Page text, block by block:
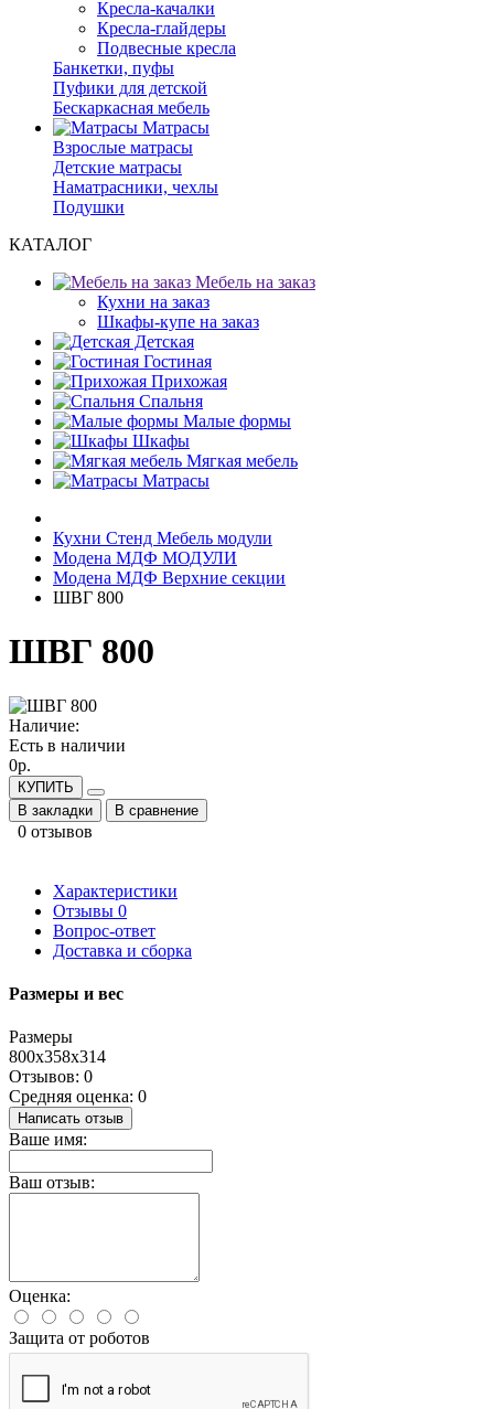
Кресла-качалки
Кресла-глайдеры
Подвесные кресла
Банкетки, пуфы
Пуфики для детской
Бескаркасная мебель
Матрасы
Взрослые матрасы
Детские матрасы
Наматрасники, чехлы
Подушки
КАТАЛОГ
Мебель на заказ
Кухни на заказ
Шкафы-купе на заказ
Детская
Гостиная
Прихожая
Спальня
Малые формы
Шкафы
Мягкая мебель
Матрасы
Кухни Стенд Мебель модули
Модена МДФ МОДУЛИ
Модена МДФ Верхние секции
ШВГ 800
ШВГ 800
Наличие:
Есть в наличии
0р.
КУПИТЬ
В закладки
В сравнение
0 отзывов
Характеристики
Отзывы 0
Вопрос-ответ
Доставка и сборка
Размеры и вес
Размеры
800x358x314
Отзывов: 0
Средняя оценка: 0
Написать отзыв
Ваше имя:
Ваш отзыв:
Оценка:
Защита от роботов